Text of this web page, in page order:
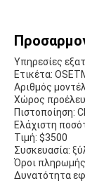
Υπηρεσίες
Ετικέτα:
Αριθμός
Χώρος
Πιστοποίηση:
Ελάχιστη
Τιμή: $3500
Συσκευασία:
Όροι
Δυνατότητα